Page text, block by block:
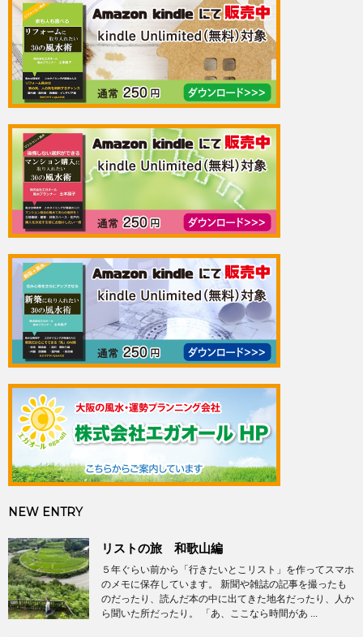
NEW ENTRY
リストの旅 和歌山編
５年ぐらい前から「行きたいとこリスト」を作ってスマホ
のメモに保存しています。 新聞や雑誌の記事を撮ったも
のだったり、読んだ本の中に出てきた地名だったり、人か
ら聞いた所だったり。 「あ、ここなら時間があ ...